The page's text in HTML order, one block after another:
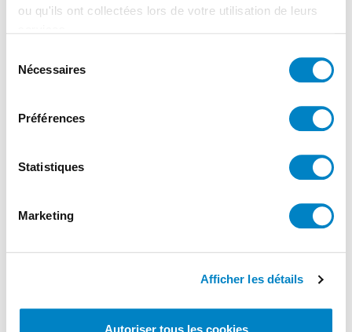
ou qu'ils ont collectées lors de votre utilisation de leurs
Nécessaires
Préférences
Statistiques
Marketing
Afficher les détails
Autoriser tous les cookies